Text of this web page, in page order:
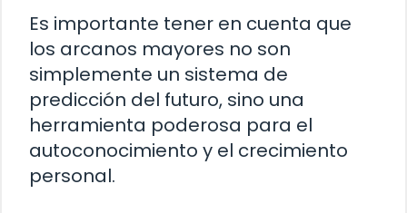
Es importante tener en cuenta que
los arcanos mayores no son
simplemente un sistema de
predicción del futuro, sino una
herramienta poderosa para el
autoconocimiento y el crecimiento
personal.